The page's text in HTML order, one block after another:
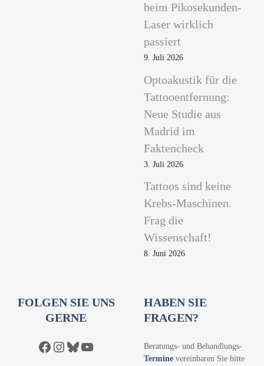
beim Pikosekunden-
Laser wirklich
passiert
9. Juli 2026
Optoakustik für die
Tattooentfernung:
Neue Studie aus
Madrid im
Faktencheck
3. Juli 2026
Tattoos sind keine
Krebs-Maschinen.
Frag die
Wissenschaft!
8. Juni 2026
FOLGEN SIE UNS
GERNE
Facebook Instagram Bluesky YouTube
HABEN SIE
FRAGEN?
Beratungs- und Behandlungs-
Termine vereinbaren Sie bitte